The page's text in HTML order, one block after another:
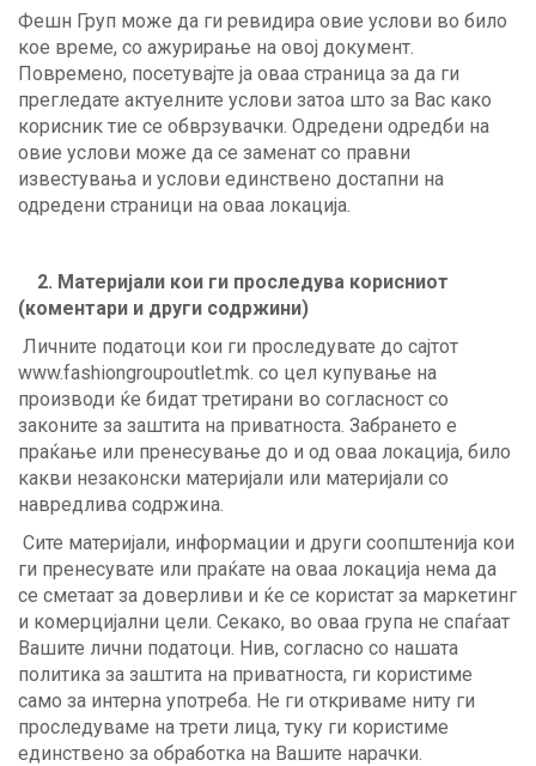
Фешн Груп може да ги ревидира овие услови во било
кое време, со ажурирање на овој документ.
Повремено, посетувајте ја оваа страница за да ги
прегледате актуелните услови затоа што за Вас како
корисник тие се обврзувачки. Одредени одредби на
овие услови може да се заменат со правни
известувања и услови единствено достапни на
одредени страници на оваа локација.
2. Материјали кои ги проследува корисниот
(коментари и други содржини)
Личните податоци кои ги проследувате до сајтот
www.fashiongroupoutlet.mk. со цел купување на
производи ќе бидат третирани во согласност со
законите за заштита на приватноста. Забрането е
праќање или пренесување до и од оваа локација, било
какви незаконски материјали или материјали со
навредлива содржина.
Сите материјали, информации и други соопштенија кои
ги пренесувате или праќате на оваа локација нема да
се сметаат за доверливи и ќе се користат за маркетинг
и комерцијални цели. Секако, во оваа група не спаѓаат
Вашите лични податоци. Нив, согласно со нашата
политика за заштита на приватноста, ги користиме
само за интерна употреба. Не ги откриваме ниту ги
проследуваме на трети лица, туку ги користиме
единствено за обработка на Вашите нарачки.